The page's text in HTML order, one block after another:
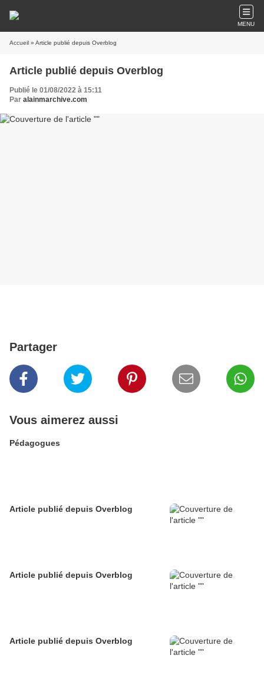
MENU
Accueil » Article publié depuis Overblog
Article publié depuis Overblog
Publié le 01/08/2022 à 15:11
Par alainmarchive.com
Partager
Vous aimerez aussi
Pédagogues
Article publié depuis Overblog
Article publié depuis Overblog
Article publié depuis Overblog